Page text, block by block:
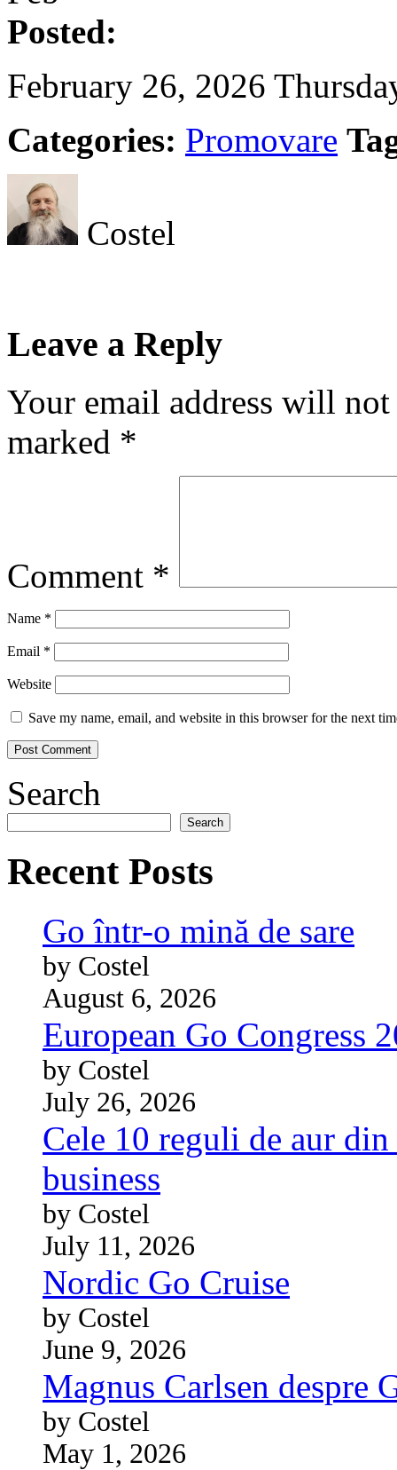
Posted:
February 26, 2026
Categories: Promovare
Costel
Leave a Reply
Your email address will
marked *
Comment *
Name *
Email *
Website
Save my name, email, and website in this browser for the next
Search
Search
Recent Posts
Go într-o mină de sare
by Costel
August 6, 2026
European Go Congress
by Costel
July 26, 2026
Cele 10 reguli de aur
business
by Costel
July 11, 2026
Nordic Go Cruise
by Costel
June 9, 2026
Magnus Carlsen despre
by Costel
May 1, 2026